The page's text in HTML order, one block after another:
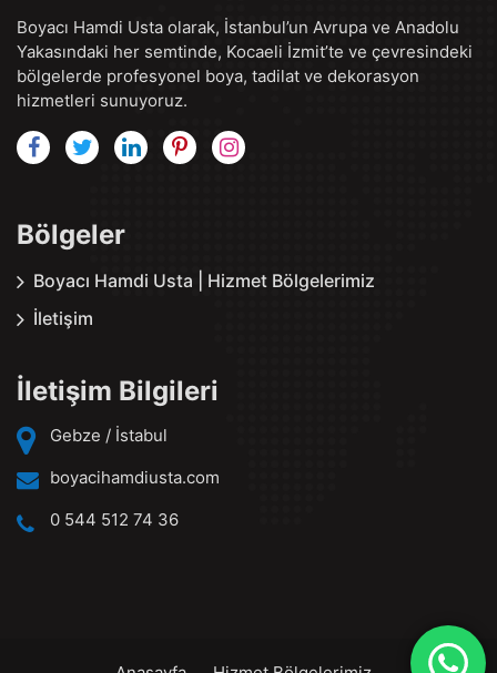
Boyacı Hamdi Usta olarak, İstanbul’un Avrupa ve Anadolu
Yakasındaki her semtinde, Kocaeli İzmit’te ve çevresindeki
bölgelerde profesyonel boya, tadilat ve dekorasyon
hizmetleri sunuyoruz.
Bölgeler
Boyacı Hamdi Usta | Hizmet Bölgelerimiz
İletişim
İletişim Bilgileri
Gebze / İstabul
boyacihamdiusta.com
0 544 512 74 36